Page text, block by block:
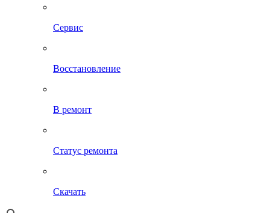
Сервис
Восстановление
В ремонт
Статус ремонта
Скачать